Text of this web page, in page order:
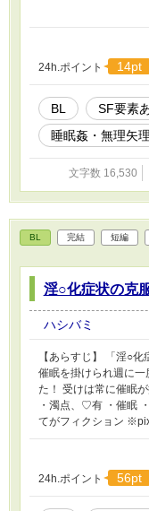
凍睡眠中に宇宙に漂
外×人間+睡眠○+寸止
24h.ポイント
14pt
BL SF要素
睡眠姦・無理矢
文字数 16,530
BL 完結 短編
淫○化症状の克
ハシバミ
【あらすじ】 「淫○
催眠を掛けられ週に
た！ 受けは常に催眠
・濁点、♡有 ・催眠
てがフィクション
24h.ポイント 56pt